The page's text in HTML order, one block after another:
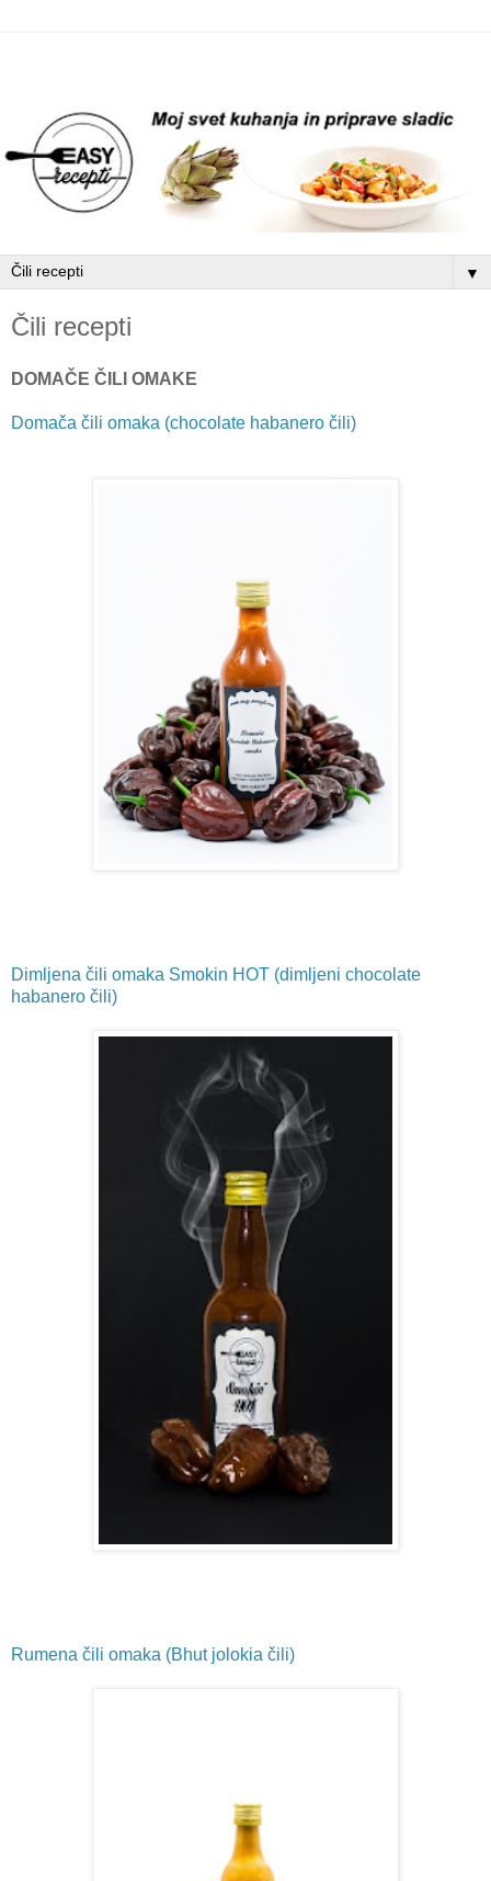
▼
Čili recepti
DOMAČE ČILI OMAKE
Domača čili omaka (chocolate habanero čili)
Dimljena čili omaka Smokin HOT (dimljeni chocolate
habanero čili)
Rumena čili omaka (Bhut jolokia čili)